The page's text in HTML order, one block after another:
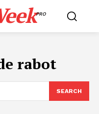
PRO
rabot
SEARCH